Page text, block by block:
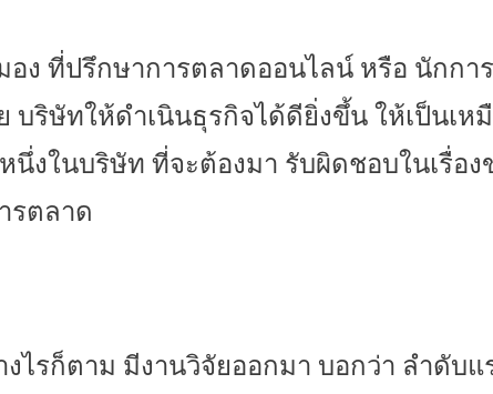
อง ที่ปรึกษาการตลาดออนไลน์ หรือ นักกา
บริษัทให้ดำเนินธุรกิจได้ดียิ่งขึ้น ให้เป็นเ
นึ่งในบริษัท ที่จะต้องมา รับผิดชอบในเรื่อง
รตลาด
งไรก็ตาม มีงานวิจัยออกมา บอกว่า ลำดับแ